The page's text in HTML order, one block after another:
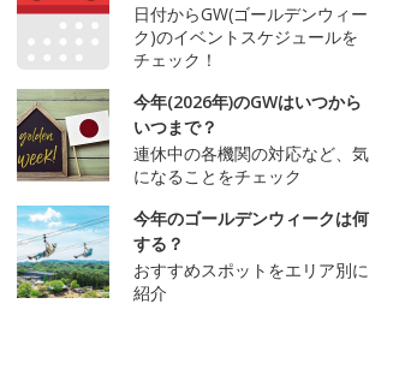
日付からGW(ゴールデンウィー
ク)のイベントスケジュールを
チェック！
今年(2026年)のGWはいつから
いつまで？
連休中の各機関の対応など、気
になることをチェック
今年のゴールデンウィークは何
する？
おすすめスポットをエリア別に
紹介